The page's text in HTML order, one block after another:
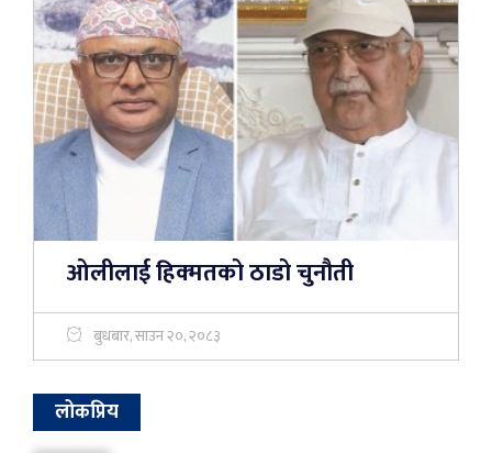
ओलीलाई हिक्मतको ठाडो चुनौती
बुधबार, साउन २०, २०८३
लोकप्रिय